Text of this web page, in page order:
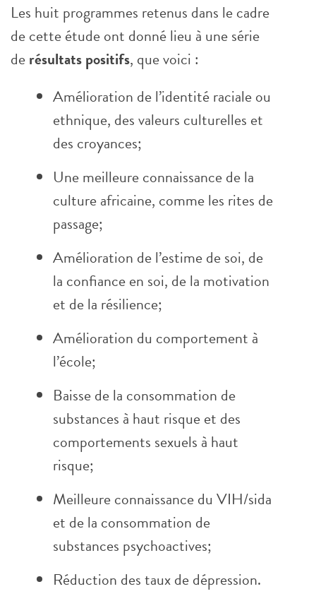
Les huit programmes retenus dans le cadre
de cette étude ont donné lieu à une série
derésultats positifs, que voici :
Amélioration de l’identité raciale ou
ethnique, des valeurs culturelles et
des croyances;
Une meilleure connaissance de la
culture africaine, comme les rites de
passage;
Amélioration de l’estime de soi, de
la confiance en soi, de la motivation
et de la résilience;
Amélioration du comportement à
l’école;
Baisse de la consommation de
substances à haut risque et des
comportements sexuels à haut
risque;
Meilleure connaissance du VIH/sida
et de la consommation de
substances psychoactives;
Réduction des taux de dépression.